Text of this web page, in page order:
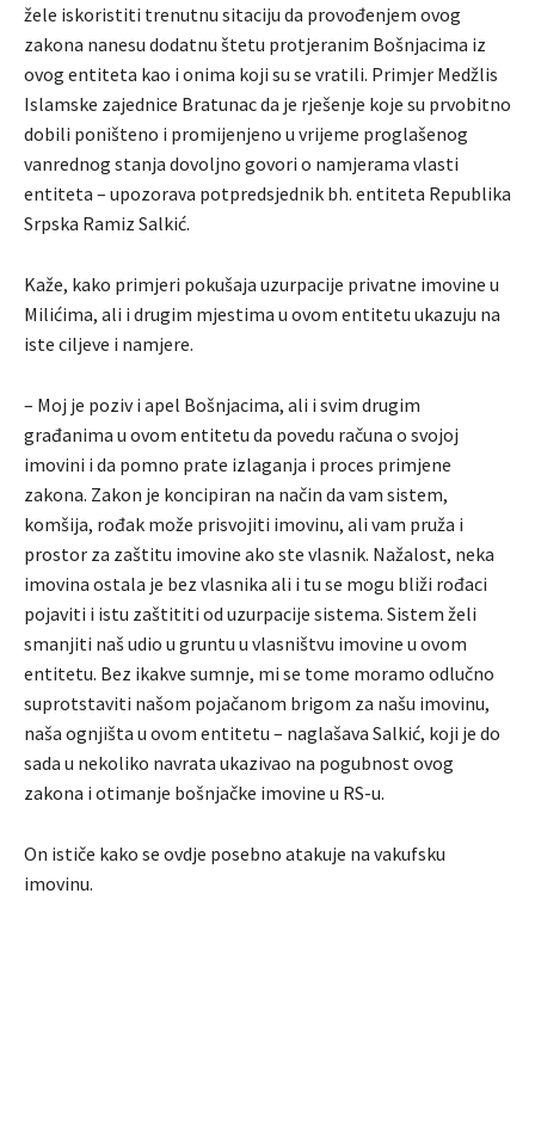
žele iskoristiti trenutnu sitaciju da provođenjem ovog
zakona nanesu dodatnu štetu protjeranim Bošnjacima iz
ovog entiteta kao i onima koji su se vratili. Primjer Medžlis
Islamske zajednice Bratunac da je rješenje koje su prvobitno
dobili poništeno i promijenjeno u vrijeme proglašenog
vanrednog stanja dovoljno govori o namjerama vlasti
entiteta – upozorava potpredsjednik bh. entiteta Republika
Srpska Ramiz Salkić.
Kaže, kako primjeri pokušaja uzurpacije privatne imovine u
Milićima, ali i drugim mjestima u ovom entitetu ukazuju na
iste ciljeve i namjere.
– Moj je poziv i apel Bošnjacima, ali i svim drugim
građanima u ovom entitetu da povedu računa o svojoj
imovini i da pomno prate izlaganja i proces primjene
zakona. Zakon je koncipiran na način da vam sistem,
komšija, rođak može prisvojiti imovinu, ali vam pruža i
prostor za zaštitu imovine ako ste vlasnik. Nažalost, neka
imovina ostala je bez vlasnika ali i tu se mogu bliži rođaci
pojaviti i istu zaštititi od uzurpacije sistema. Sistem želi
smanjiti naš udio u gruntu u vlasništvu imovine u ovom
entitetu. Bez ikakve sumnje, mi se tome moramo odlučno
suprotstaviti našom pojačanom brigom za našu imovinu,
naša ognjišta u ovom entitetu – naglašava Salkić, koji je do
sada u nekoliko navrata ukazivao na pogubnost ovog
zakona i otimanje bošnjačke imovine u RS-u.
On ističe kako se ovdje posebno atakuje na vakufsku
imovinu.